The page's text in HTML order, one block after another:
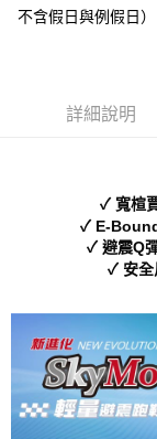
１．於結帳方式選擇
※ 請注意：結帳手續
客戶支援中心」
【注意事項】
１．透過由恩沛科技
https://aftee.tw/terms/
３．未成年的使用者
「AFTEE先享後付」
任。
４．使用「AFTEE先
付款後 全家取貨
每筆NT$70，滿
新竹物流宅配
每筆NT$90，滿
海外宅配
不含假日與例假日）
詳細說明
✓ 寬楦
✓ E-
✓ 避震Q
✓ 安全